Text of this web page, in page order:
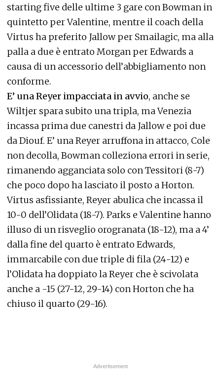
starting five delle ultime 3 gare con Bowman in
quintetto per Valentine, mentre il coach della
Virtus ha preferito Jallow per Smailagic, ma alla
palla a due è entrato Morgan per Edwards a
causa di un accessorio dell’abbigliamento non
conforme.
E’ una Reyer impacciata in avvio, anche se
Wiltjer spara subito una tripla, ma Venezia
incassa prima due canestri da Jallow e poi due
da Diouf. E’ una Reyer arruffona in attacco, Cole
non decolla, Bowman colleziona errori in serie,
rimanendo agganciata solo con Tessitori (8-7)
che poco dopo ha lasciato il posto a Horton.
Virtus asfissiante, Reyer abulica che incassa il
10-0 dell’Olidata (18-7). Parks e Valentine hanno
illuso di un risveglio orogranata (18-12), ma a 4’
dalla fine del quarto è entrato Edwards,
immarcabile con due triple di fila (24-12) e
l’Olidata ha doppiato la Reyer che è scivolata
anche a -15 (27-12, 29-14) con Horton che ha
chiuso il quarto (29-16).